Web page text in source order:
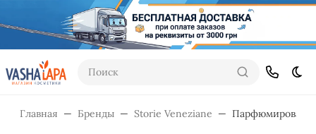
Поиск
Главная Бренды Storie Veneziane